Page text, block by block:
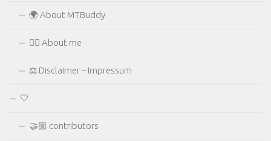
🌍 About MTBuddy
🙋‍♂️ About me
⚖ Disclaimer – Impressum
🤍
🤝🏼 contributors